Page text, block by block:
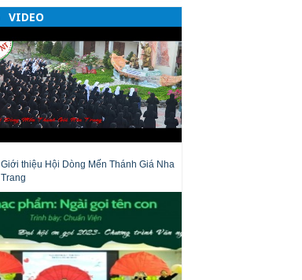
VIDEO
Giới thiệu Hội Dòng Mến Thánh Giá Nha
Trang